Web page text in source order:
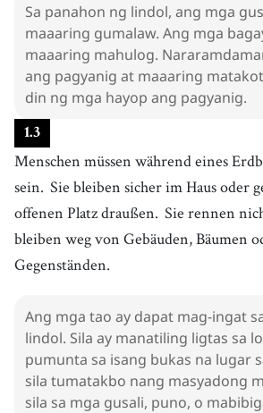
Sa panahon ng lindol, ang mga
maaaring gumalaw. Ang mga
maaaring mahulog.
ang pagyanig at maaaring
din ng mga hayop ang pagyanig.
1.3
Menschen müssen während eines
sein. Sie bleiben sicher im Haus oder
offenen Platz draußen. Sie rennen
bleiben weg von Gebäuden, Bäumen
Gegenständen.
Ang mga tao ay dapat mag-ingat
lindol. Sila ay manatiling ligtas sa
pumunta sa isang bukas na lugar
sila tumatakbo nang masyadong
sila sa mga gusali, puno, o